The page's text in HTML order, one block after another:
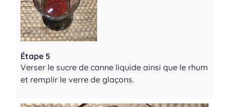
Étape 5
Verser le sucre de canne liquide ainsi que le rhum
et remplir le verre de glaçons.